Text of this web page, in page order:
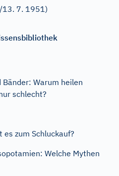
13. 7. 1951)
Bänder: Warum heilen
schlecht?
zum Schluckauf?
Welche Mythen